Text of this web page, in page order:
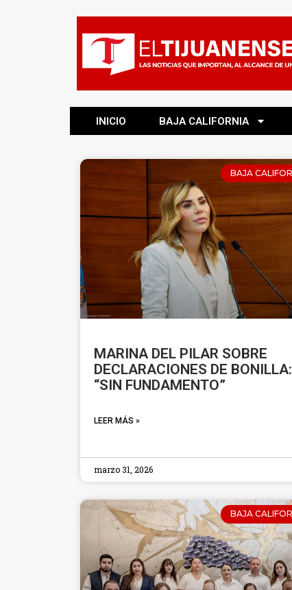
INICIO BAJA CALIFORNIA
BAJA
MARINA DEL PILAR SOBRE
DECLARACIONES DE BONILLA:
“SIN FUNDAMENTO”
LEER MÁS »
marzo 31, 2026
BAJA